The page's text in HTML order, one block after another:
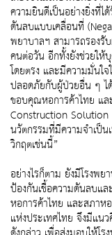
ความยินดีเป็นอย่างยิ่งที่ไ
ดันลบแบบเคลื่อนที่
พยาบาลฯ สามารถรองรั
คนต่อวัน อีกทั้งยังช่วยให้
โดยตรง และมีความมั่นใ
ปลอดภัยกับผู้ป่วยอื่น ๆ ไ
ขอบคุณหอการค้าไทย แล
Construction Solution
นวัตกรรมที่มีความจำเป็น
วิกฤตเช่นนี้”
อย่างไรก็ตาม ยังมีโรงพ
ป้องกันเชื้อความดันลบแ
หอการค้าไทย และสภาห
แห่งประเทศไทย จึงมีแน